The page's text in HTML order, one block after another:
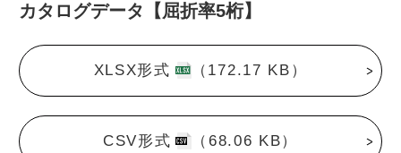
カタログデータ【屈折率5桁】
XLSX形式 （172.17 KB）
CSV形式 （68.06 KB）